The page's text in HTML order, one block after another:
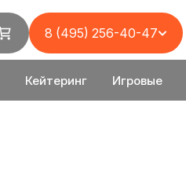
Кейтеринг Игровые
8 (495) 256-40-47